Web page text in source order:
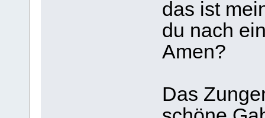
das ist
du nach
Amen?
Das